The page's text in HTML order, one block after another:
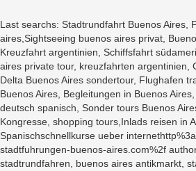
Last searchs: Stadtrundfahrt Buenos Aires,
aires,Sightseeing buenos aires privat,
Kreuzfahrt argentinien, Schiffsfahrt
aires private tour, kreuzfahrten argentinien,
Delta Buenos Aires sondertour, Flughafen
Buenos Aires, Begleitungen in Buenos
deutsch spanisch, Sonder tours Buenos
Kongresse, shopping tours,Inlads reisen in
Spanischschnellkurse ueber
stadtfuhrungen-buenos-aires.com%2f
stadtrundfahren, buenos aires antikmarkt,